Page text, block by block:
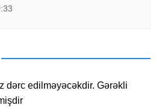
dərc edilməyəcəkdir. Gərəkli